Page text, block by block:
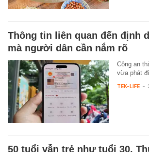
Thông tin liên quan đến định
mà người dân cần nắm rõ
Công an
vừa phát
TEK-LIFE -
50 tuổi vẫn trẻ như tuổi 30,